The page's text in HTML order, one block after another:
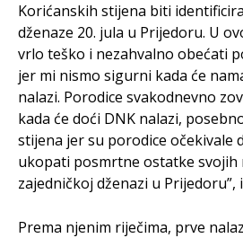
Korićanskih stijena biti
dženaze 20. jula u Prijedoru. U
vrlo teško i nezahvalno obećati
jer mi nismo sigurni kada će
nalazi. Porodice svakodnevno
kada će doći DNK nalazi,
stijena jer su porodice očekivale
ukopati posmrtne ostatke svojih
zajedničkoj dženazi u Prijedoru”,
Prema njenim riječima, prve